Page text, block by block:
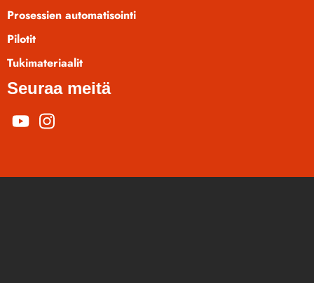
Prosessien automatisointi
Pilotit
Tukimateriaalit
Seuraa meitä